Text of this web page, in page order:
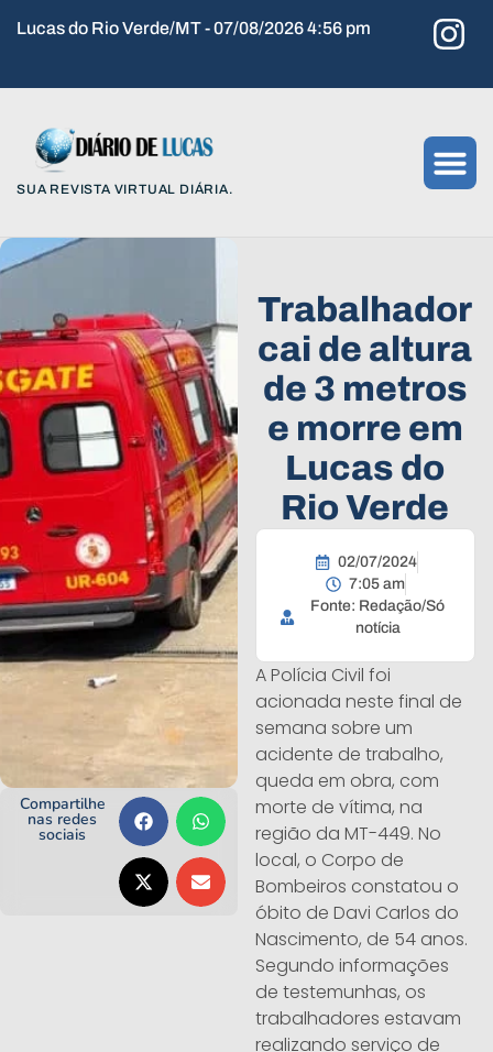
Lucas do Rio Verde/MT - 07/08/2026 4:56 pm
SUA REVISTA VIRTUAL DIÁRIA.
Compartilhe
nas redes
sociais
Trabalhador
cai de altura
de 3 metros
e morre em
Lucas do
Rio Verde
02/07/2024
7:05 am
Fonte: Redação/Só
notícia
A Polícia Civil foi
acionada neste final de
semana sobre um
acidente de trabalho,
queda em obra, com
morte de vítima, na
região da MT-449. No
local, o Corpo de
Bombeiros constatou o
óbito de Davi Carlos do
Nascimento, de 54 anos.
Segundo informações
de testemunhas, os
trabalhadores estavam
realizando serviço de